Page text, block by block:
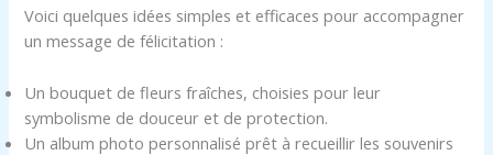
Voici quelques idées simples et efficaces pour accompagner
un message de félicitation :
Un bouquet de fleurs fraîches, choisies pour leur
symbolisme de douceur et de protection.
Un album photo personnalisé prêt à recueillir les souvenirs